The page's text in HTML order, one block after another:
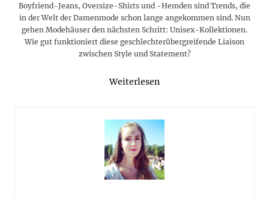
Boyfriend-Jeans, Oversize-Shirts und -Hemden sind Trends, die
in der Welt der Damenmode schon lange angekommen sind. Nun
gehen Modehäuser den nächsten Schritt: Unisex-Kollektionen.
Wie gut funktioniert diese geschlechterübergreifende Liaison
zwischen Style und Statement?
Weiterlesen